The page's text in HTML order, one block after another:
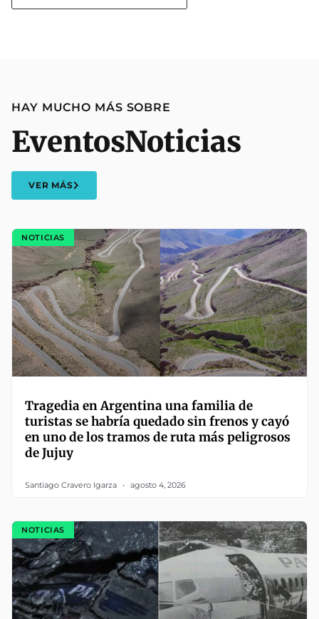
HAY MUCHO MÁS SOBRE
EventosNoticias
VER MÁS
NOTICIAS
Tragedia en Argentina una familia de
turistas se habría quedado sin frenos y cayó
en uno de los tramos de ruta más peligrosos
de Jujuy
Santiago Cravero Igarza agosto 4, 2026
NOTICIAS